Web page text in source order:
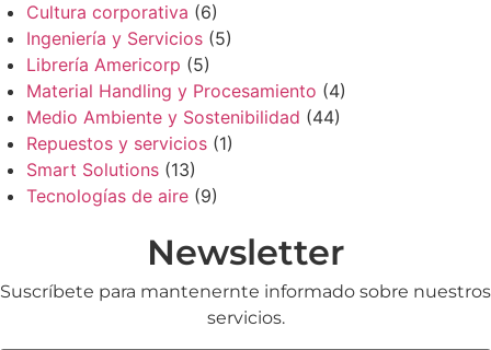
Cultura corporativa (6)
Ingeniería y Servicios (5)
Librería Americorp (5)
Material Handling y Procesamiento (4)
Medio Ambiente y Sostenibilidad (44)
Repuestos y servicios (1)
Smart Solutions (13)
Tecnologías de aire (9)
Newsletter
Suscríbete para mantenernte informado sobre nuestros
servicios.